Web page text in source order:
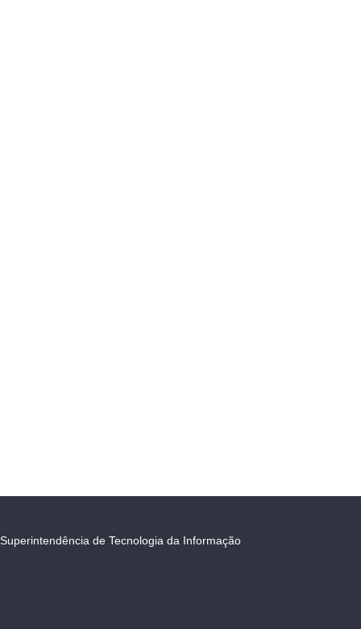
Superintendência de Tecnologia da Informação